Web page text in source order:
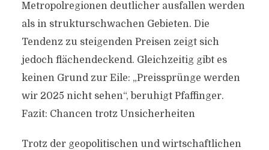
Metropolregionen deutlicher ausfallen werden
als in strukturschwachen Gebieten. Die
Tendenz zu steigenden Preisen zeigt sich
jedoch flächendeckend. Gleichzeitig gibt es
keinen Grund zur Eile: „Preissprünge werden
wir 2025 nicht sehen“, beruhigt Pfaffinger.
Fazit: Chancen trotz Unsicherheiten
Trotz der geopolitischen und wirtschaftlichen